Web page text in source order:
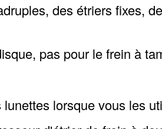
des étriers fixes,
pas pour le frein à
lorsque vous les